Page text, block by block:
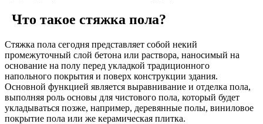
Что такое стяжка пола?
Стяжка пола сегодня представляет собой некий
промежуточный слой бетона или раствора, наносимый на
основание на полу перед укладкой традиционного
напольного покрытия и поверх конструкции здания.
Основной функцией является выравнивание и отделка пола,
выполняя роль основы для чистового пола, который будет
укладываться позже, например, деревянные полы, виниловое
покрытие пола или же керамическая плитка.